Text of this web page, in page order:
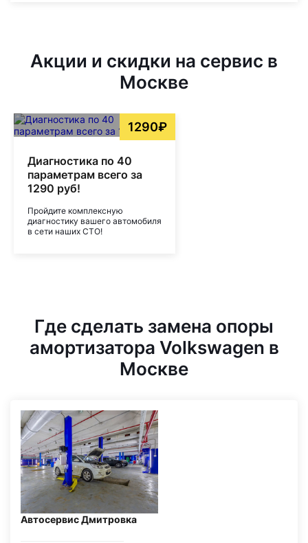
Акции и скидки на сервис в
Москве
1290₽
Диагностика по 40
параметрам всего за
1290 руб!
Пройдите комплексную
диагностику вашего автомобиля
в сети наших СТО!
Где сделать замена опоры
амортизатора Volkswagen в
Москве
Автосервис Дмитровка